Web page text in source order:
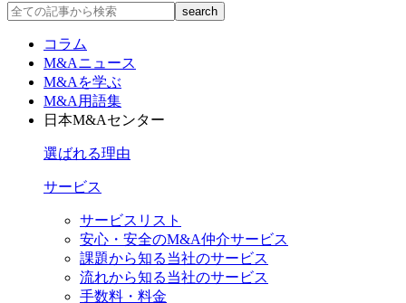
コラム
M&Aニュース
M&Aを学ぶ
M&A用語集
日本M&Aセンター
選ばれる理由
サービス
サービスリスト
安心・安全のM&A仲介サービス
課題から知る当社のサービス
流れから知る当社のサービス
手数料・料金